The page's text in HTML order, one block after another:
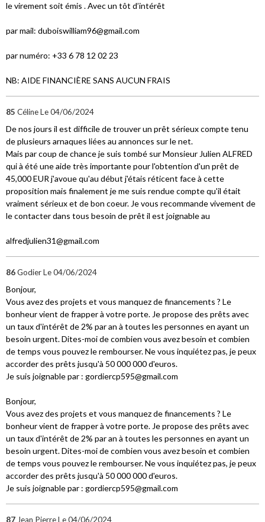
le virement soit émis . Avec un tôt d’intérêt
par mail: duboiswilliam96@gmail.com
par numéro: +33 6 78 12 02 23
NB: AIDE FINANCIÈRE SANS AUCUN FRAIS
85 CélineLe 04/06/2024
De nos jours il est difficile de trouver un prêt sérieux compte tenu
de plusieurs arnaques liées au annonces sur le net.
Mais par coup de chance je suis tombé sur Monsieur Julien ALFRED
qui à été une aide très importante pour l'obtention d'un prêt de
45,000 EUR j'avoue qu'au début j'étais réticent face à cette
proposition mais finalement je me suis rendue compte qu'il était
vraiment sérieux et de bon coeur. Je vous recommande vivement de
le contacter dans tous besoin de prêt il est joignable au
alfredjulien31@gmail.com
86GodierLe 04/06/2024
Bonjour,
Vous avez des projets et vous manquez de financements ? Le
bonheur vient de frapper à votre porte. Je propose des prêts avec
un taux d'intérêt de 2% par an à toutes les personnes en ayant un
besoin urgent. Dites-moi de combien vous avez besoin et combien
de temps vous pouvez le rembourser. Ne vous inquiétez pas, je peux
accorder des prêts jusqu'à 50 000 000 d'euros.
Je suis joignable par : gordiercp595@gmail.com
Bonjour,
Vous avez des projets et vous manquez de financements ? Le
bonheur vient de frapper à votre porte. Je propose des prêts avec
un taux d'intérêt de 2% par an à toutes les personnes en ayant un
besoin urgent. Dites-moi de combien vous avez besoin et combien
de temps vous pouvez le rembourser. Ne vous inquiétez pas, je peux
accorder des prêts jusqu'à 50 000 000 d'euros.
Je suis joignable par : gordiercp595@gmail.com
87 Jean PierreLe 04/06/2024